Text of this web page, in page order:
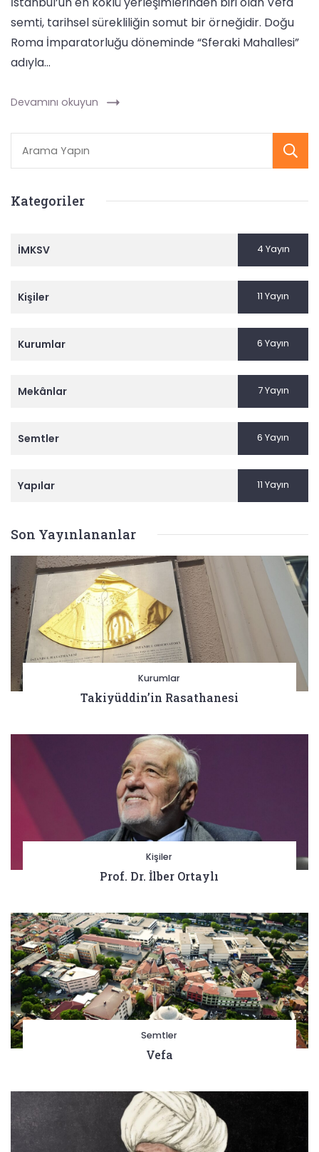
semti, tarihsel sürekliliğin somut bir örneğidir. Doğu
Roma İmparatorluğu döneminde “Sferaki Mahallesi”
adıyla…
Devamını okuyun
Kategoriler
İMKSV 4 Yayın
Kişiler 11 Yayın
Kurumlar 6 Yayın
Mekânlar 7 Yayın
Semtler 6 Yayın
Yapılar 11 Yayın
Son Yayınlananlar
Kurumlar
Takiyüddin’in Rasathanesi
Kişiler
Prof. Dr. İlber Ortaylı
Semtler
Vefa